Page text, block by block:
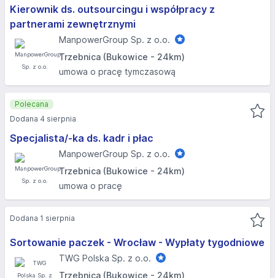
Kierownik ds. outsourcingu i współpracy z
partnerami zewnętrznymi
ManpowerGroup Sp. z o.o.
Trzebnica (Bukowice - 24km)
umowa o pracę tymczasową
Specjalista/-ka ds. kadr i płac
ManpowerGroup Sp. z o.o.
Trzebnica (Bukowice - 24km)
umowa o pracę
Polecana
Dodana 4 sierpnia
Sortowanie paczek - Wrocław - Wypłaty tygodniowe
TWG Polska Sp. z o.o.
Trzebnica (Bukowice - 24km)
Dodana 1 sierpnia